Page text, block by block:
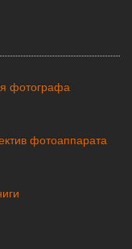
фотографа
фотоаппарата